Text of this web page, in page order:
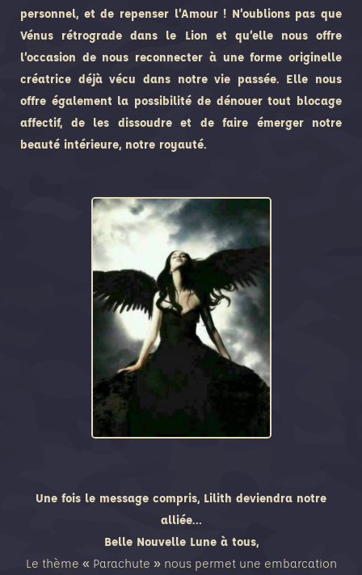
personnel, et de repenser l’Amour ! N’oublions pas que
Vénus rétrograde dans le Lion et qu’elle nous offre
l’occasion de nous reconnecter à une forme originelle
créatrice déjà vécu dans notre vie passée. Elle nous
offre également la possibilité de dénouer tout blocage
affectif, de les dissoudre et de faire émerger notre
beauté intérieure, notre royauté.
Une fois le message compris, Lilith deviendra notre
alliée…
Belle Nouvelle Lune à tous,
Le thème « Parachute » nous permet une embarcation